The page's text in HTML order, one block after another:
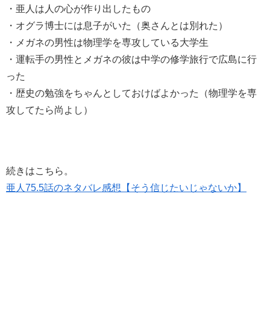
・亜人は人の心が作り出したもの
・オグラ博士には息子がいた（奥さんとは別れた）
・メガネの男性は物理学を専攻している大学生
・運転手の男性とメガネの彼は中学の修学旅行で広島に行
った
・歴史の勉強をちゃんとしておけばよかった（物理学を専
攻してたら尚よし）
続きはこちら。
亜人75.5話のネタバレ感想【そう信じたいじゃないか】